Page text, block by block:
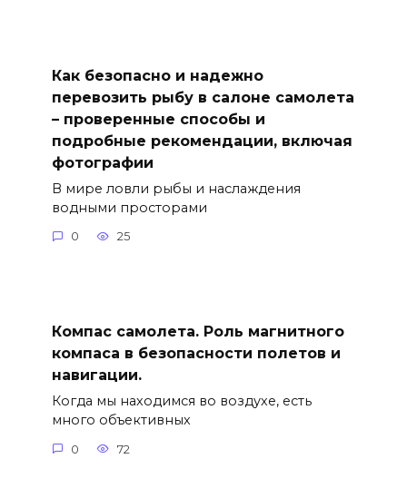
Как безопасно и надежно
перевозить рыбу в салоне самолета
– проверенные способы и
подробные рекомендации, включая
фотографии
В мире ловли рыбы и наслаждения
водными просторами
0 25
Компас самолета. Роль магнитного
компаса в безопасности полетов и
навигации.
Когда мы находимся во воздухе, есть
много объективных
0 72